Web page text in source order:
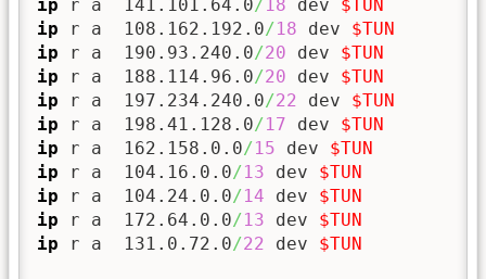
ip r a  141.101.64.0/18 dev $TUN
ip r a  108.162.192.0/18 dev $TUN
ip r a  190.93.240.0/20 dev $TUN
ip r a  188.114.96.0/20 dev $TUN
ip r a  197.234.240.0/22 dev $TUN
ip r a  198.41.128.0/17 dev $TUN
ip r a  162.158.0.0/15 dev $TUN
ip r a  104.16.0.0/13 dev $TUN
ip r a  104.24.0.0/14 dev $TUN
ip r a  172.64.0.0/13 dev $TUN
ip r a  131.0.72.0/22 dev $TUN